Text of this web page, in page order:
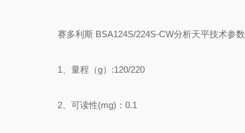
赛多利斯 BSA124S/224S-CW分析天平技术参数
1、量程（g）:120/220
2、可读性(mg)：0.1